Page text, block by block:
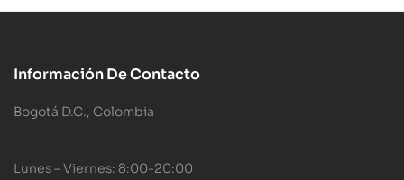
Información De Contacto
Bogotá D.C., Colombia
Lunes – Viernes: 8:00-20:00